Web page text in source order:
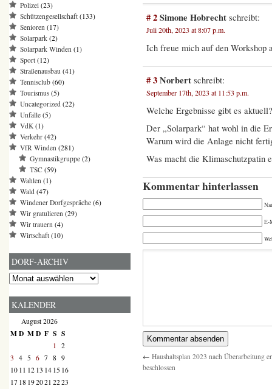
# 2Simone Hobrecht schreibt:
Juli 20th, 2023 at 8:07 p.m.
Ich freue mich auf den Workshop
# 3Norbert schreibt:
September 17th, 2023 at 11:53 p.m.
Welche Ergebnisse gibt es aktuell?
Der „Solarpark“ hat wohl in die
Warum wird die Anlage nicht
Was macht die Klimaschutzpatin
Kommentar hinterlassen
E-
← Haushaltsplan 2023 nach Überarbeitung
beschlossen
Polizei (23)
Schützengesellschaft (133)
Senioren (17)
Solarpark (2)
Solarpark Winden (1)
Sport (12)
Straßenausbau (41)
Tennisclub (60)
Tourismus (5)
Uncategorized (22)
Unfälle (5)
VdK (1)
Verkehr (42)
VfR Winden (281)
Gymnastikgruppe (2)
TSC (59)
Wahlen (1)
Wald (47)
Windener Dorfgespräche (6)
Wir gratulieren (29)
Wir trauern (4)
Wirtschaft (10)
DORF-ARCHIV
Dorf-
KALENDER
August 2026
MD MD F S S
1 2
3 4 5 6 7 8 9
10 11 12 13 14 15 16
17 18 192021 2223